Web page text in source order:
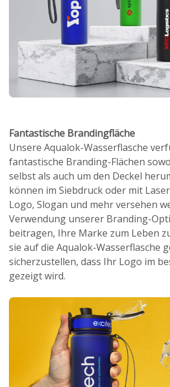
Fantastische Brandingfläche
Unsere Aqualok-Wasserflasche
fantastische Branding-Flächen
selbst als auch um den Deckel
können im Siebdruck oder mit
Logo, Slogan und mehr versehen
Verwendung unserer Branding-
beitragen, Ihre Marke zum Leben
sie auf die Aqualok-Wasserflasche
sicherzustellen, dass Ihr Logo im
gezeigt wird.